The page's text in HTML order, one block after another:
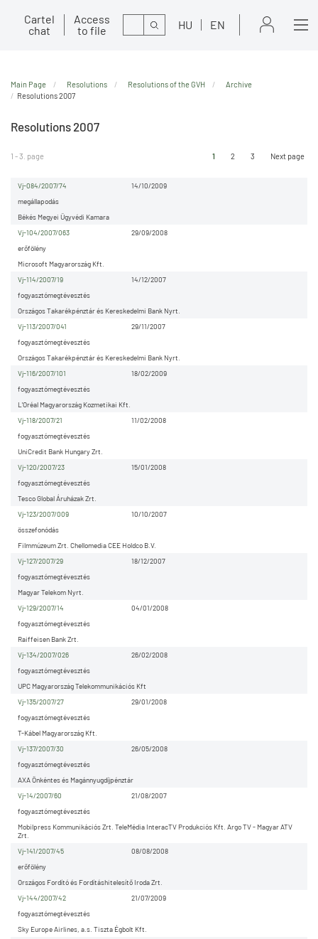
Cartel
chat
Access
to file
Search HU EN
Main Page Resolutions Resolutions of the GVH
Archive
Resolutions 2007
Resolutions 2007
1 - 3. page 1 2 3 Next page
14/10/2009
Vj-084/2007/74
Békés Megyei Ügyvédi Kamara
megállapodás
29/09/2008
Vj-104/2007/063
Microsoft Magyarország Kft.
erőfölény
14/12/2007
Vj-114/2007/19
Országos Takarékpénztár és Kereskedelmi Bank Nyrt.
fogyasztómegtévesztés
29/11/2007
Vj-113/2007/041
Országos Takarékpénztár és Kereskedelmi Bank Nyrt.
fogyasztómegtévesztés
18/02/2009
Vj-116/2007/101
L'Oréal Magyarország Kozmetikai Kft.
fogyasztómegtévesztés
11/02/2008
Vj-118/2007/21
UniCredit Bank Hungary Zrt.
fogyasztómegtévesztés
15/01/2008
Vj-120/2007/23
Tesco Global Áruházak Zrt.
fogyasztómegtévesztés
10/10/2007
Vj-123/2007/009
Filmmúzeum Zrt. Chellomedia CEE Holdco B.V.
összefonódás
18/12/2007
Vj-127/2007/29
Magyar Telekom Nyrt.
fogyasztómegtévesztés
04/01/2008
Vj-129/2007/14
Raiffeisen Bank Zrt.
fogyasztómegtévesztés
26/02/2008
Vj-134/2007/026
UPC Magyarország Telekommunikációs Kft
fogyasztómegtévesztés
29/01/2008
Vj-135/2007/27
T-Kábel Magyarország Kft.
fogyasztómegtévesztés
26/05/2008
Vj-137/2007/30
AXA Önkéntes és Magánnyugdíjpénztár
fogyasztómegtévesztés
21/08/2007
Vj-14/2007/60
Mobilpress Kommunikációs Zrt. TeleMédia InteracTV Produkciós Kft. Argo TV - Magyar ATV
Zrt.
fogyasztómegtévesztés
08/08/2008
Vj-141/2007/45
Országos Fordító és Fordításhitelesítő Iroda Zrt.
erőfölény
21/07/2009
Vj-144/2007/42
Sky Europe Airlines, a.s. Tiszta Égbolt Kft.
fogyasztómegtévesztés